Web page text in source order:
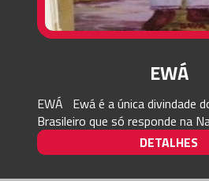
EWÁ
EWÁ Ewá é a única divindade
Brasileiro que só responde na
DETALHES